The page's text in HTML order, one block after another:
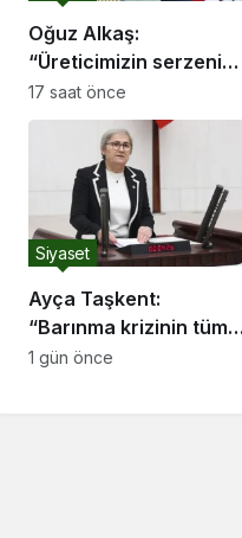
Oğuz Alkaş:
“Üreticimizin serzenişi
haklı, devletimizin
ekonomik mücadelesi
de ortadadır.”
17 saat önce
Ayça Taşkent:
“Barınma krizinin tüm
boyutlarıyla
Siyaset
1 gün önce